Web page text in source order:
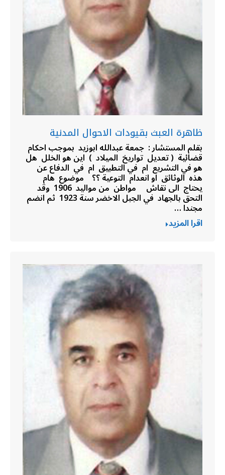
ظاهرة العبث بقيودات الاحوال المدنية
بقلم المستشار : جمعة عبدالله ابوزيد بموجب احكام
قضائية ( تعديل تواريخ الميلاد ) اين هو الخلل هل
هو في التشريع ام في التطبيق ام في الدفاع عن
هذه الوثائق او انعدام التوعية ؟؟ موضوع هام
يحتاج الى نقاش مواطن من مواليد 1906 وقد
التحق بالجهاد في الجبل الاخضر سنة 1923 ثم انضم
مجندا …
اقرا المزيد